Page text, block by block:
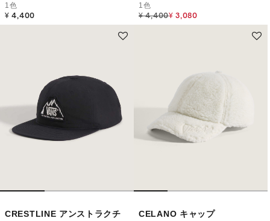
1色
¥ 4,400
1色
Price reduced from
¥ 4,400to
¥ 3,080
CRESTLINE アンストラクチ
CELANO キャップ